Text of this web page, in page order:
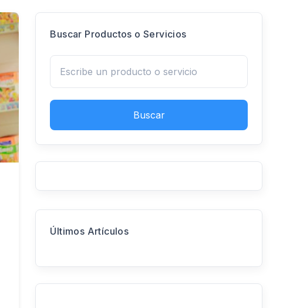
Buscar Productos o Servicios
Buscar
Últimos Artículos